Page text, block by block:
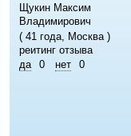
Щукин Максим
Владимирович
( 41 года, Москва )
реитинг отзыва
да
0 нет 0